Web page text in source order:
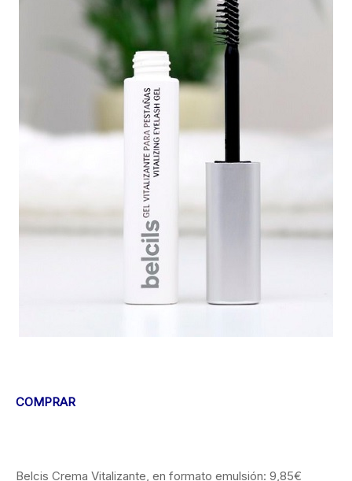
COMPRAR
Belcis Crema Vitalizante, en formato emulsión: 9,85€